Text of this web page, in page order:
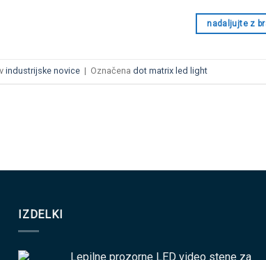
nadaljujte z
industrijske novice | Označena dot matrix led light
IZDELKI
Lepilne prozorne LED video stene za